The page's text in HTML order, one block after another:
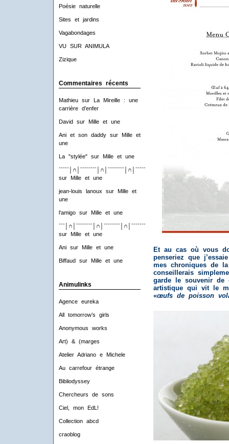
Poésie naturelle
Sites et jardins
Vagabondages
VU SUR ANIMULA
Zizique
Commentaires récents
Mathieusur
La Mireille : une
carrière d’enfer
David sur Mille et une
Ani et son daddysur
Mille et
une
La "stylée"sur Mille et une
ˉˉˉˉˉ│∩│ˉˉˉˉˉˉˉˉ│∩│ˉˉˉˉˉˉˉˉ│∩│ˉˉˉˉˉˉˉˉ│∩│ˉˉˉˉ
sur
Mille et une
jean-louis lanoux sur
Mille et
une
l'amigosur Mille et une
ˉˉˉ│∩│ˉˉˉˉˉˉˉˉ│∩│ˉˉˉˉˉˉˉˉ│∩│ˉˉˉˉˉˉˉˉ│∩│ˉˉˉ
sur
Mille et une
Anisur Mille et une
Biffaud sur Mille et une
Animulinks
Agence eureka
All tomorrow’s girls
Anonymous works
Art) & (marges
Atelier Adriano e Michele
Au carrefour étrange
Bibliodyssey
Chercheurs de sons
Ciel, mon EdL!
Collection abcd
craoblog
Et au cas où vous
penseriez que
mes chroniques de
conseillerais
garde le souvenir de
artistique qui vit le
«œufs de poisson